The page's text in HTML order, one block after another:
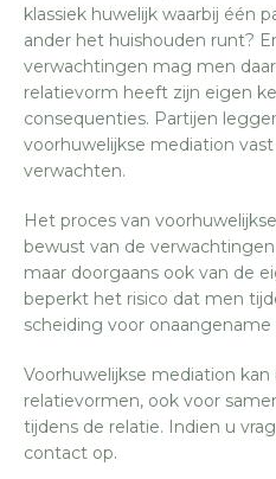
klassiek huwelijk waarbij één
ander het huishouden runt?
verwachtingen mag men
relatievorm heeft zijn eigen
consequenties. Partijen
voorhuwelijkse mediation
verwachten.
Het proces van
bewust van de
maar doorgaans ook van de
beperkt het risico dat men
scheiding voor
Voorhuwelijkse mediation
relatievormen, ook voor
tijdens de relatie. Indien u
contact op.